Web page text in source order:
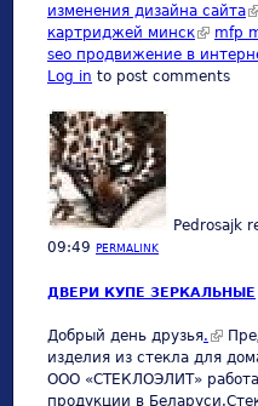
изменения дизайна сайта
картриджей минск(link is
mfp
seo продвижение в
Log in to post comments
Pedrosajk
09:49 PERMALINK
ДВЕРИ КУПЕ ЗЕРКАЛЬНЫЕ
Добрый день друзья. (link is
изделия из стекла для
ООО «СТЕКЛОЭЛИТ»
продукции в